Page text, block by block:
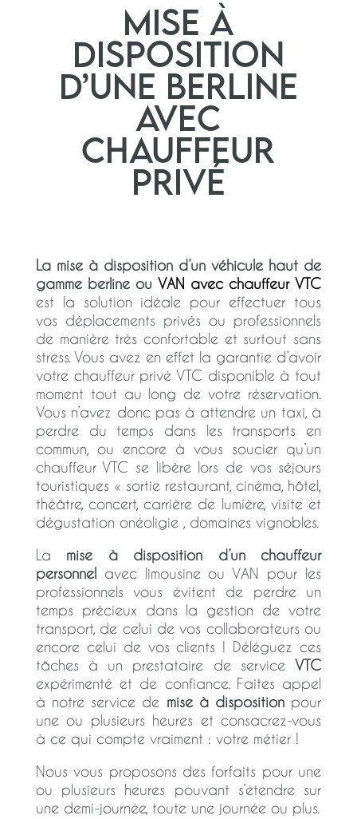
Mise à
disposition
d’une berline
avec
chauffeur
privé
La mise à disposition d’un véhicule haut de
gamme berline ou VAN avec chauffeur VTC
est la solution idéale pour effectuer tous
vos déplacements privés ou professionnels
de manière très confortable et surtout sans
stress. Vous avez en effet la garantie d’avoir
votre chauffeur privé VTC disponible à tout
moment tout au long de votre réservation.
Vous n’avez donc pas à attendre un taxi, à
perdre du temps dans les transports en
commun, ou encore à vous soucier qu’un
chauffeur VTC se libère lors de vos séjours
touristiques « sortie restaurant, cinéma, hôtel,
théâtre, concert, carrière de lumière, visite et
dégustation onéoligie , domaines vignobles.
La mise à disposition d’un chauffeur
personnelavec limousine ou VAN pour les
professionnels vous évitent de perdre un
temps précieux dans la gestion de votre
transport, de celui de vos collaborateurs ou
encore celui de vos clients ! Déléguez ces
tâches à un prestataire de serviceVTC
expérimenté et de confiance. Faites appel
à notre service de mise à disposition pour
une ou plusieurs heures et consacrez-vous
à ce qui compte vraiment : votre métier !
Nous vous proposons des forfaits pour une
ou plusieurs heures pouvant s’étendre sur
une demi-journée, toute une journée ou plus.